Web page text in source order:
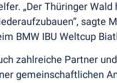
„Der Thüringer
sagte
BMW IBU Weltcup
zahlreiche Partner
gemeinschaftlichen